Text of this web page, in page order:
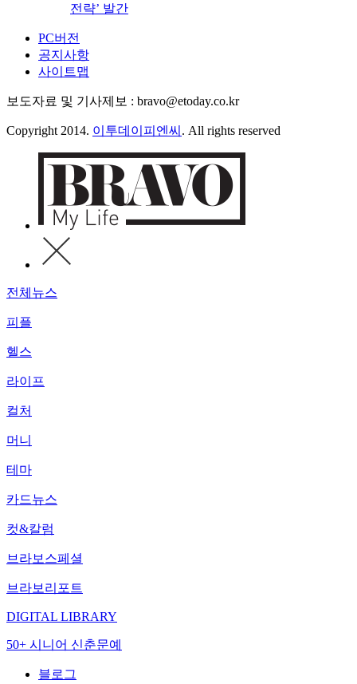
전략’ 발간
PC버전
공지사항
사이트맵
보도자료 및 기사제보 : bravo@etoday.co.kr
Copyright 2014. 이투데이피엔씨 . All rights reserved
전체뉴스
피플
헬스
라이프
컬처
머니
테마
카드뉴스
컷&칼럼
브라보스페셜
브라보리포트
DIGITAL LIBRARY
50+ 시니어 신춘문예
블로그